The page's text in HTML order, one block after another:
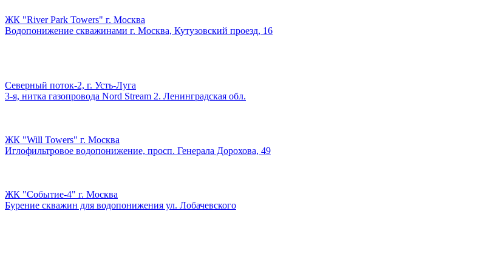
ЖК "River Park Towers" г. Москва
Водопонижение скважинами г. Москва, Кутузовский проезд, 16
Северный поток-2, г. Усть-Луга
3-я, нитка газопровода Nord Stream 2. Ленинградская обл.
ЖК "Will Towers" г. Москва
Иглофильтровое водопонижение, просп. Генерала Дорохова, 49
ЖК "Событие-4" г. Москва
Бурение скважин для водопонижения ул. Лобачевского